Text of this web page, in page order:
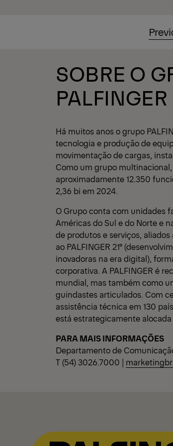
SOBRE O
PALFINGER
Há muitos anos o grupo
tecnologia e produção de
movimentação de cargas,
Como um grupo
aproximadamente 12.350
2,36 bi em 2024.
O Grupo conta com unidades
Américas do Sul e do Norte e
de produtos e serviços,
ao PALFINGER 21°
inovadoras na era digital),
corporativa. A PALFINGER é
mundial, mas também como
guindastes articulados. Com
assistência técnica em 130
está estrategicamente
PARA MAIS INFORMAÇÕES
Departamento de
T (54) 3026.7000 |